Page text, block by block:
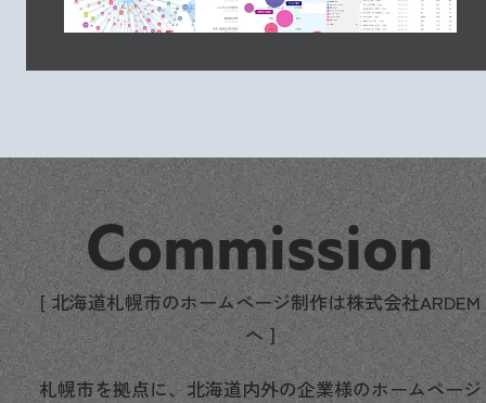
Commission
[ 北海道札幌市のホームページ制作は株式会社ARDEM
へ ]
札幌市を拠点に、北海道内外の企業様のホームページ